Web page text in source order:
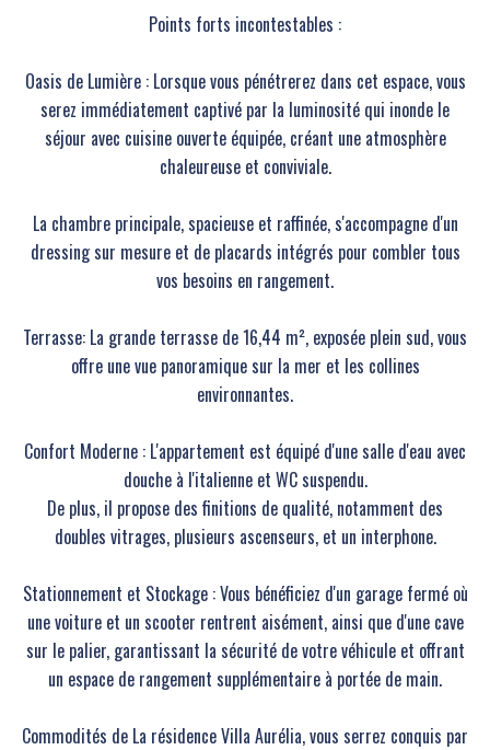
Points forts incontestables :
Oasis de Lumière : Lorsque vous pénétrerez dans cet espace, vous
serez immédiatement captivé par la luminosité qui inonde le
séjour avec cuisine ouverte équipée, créant une atmosphère
chaleureuse et conviviale.
La chambre principale, spacieuse et raffinée, s'accompagne d'un
dressing sur mesure et de placards intégrés pour combler tous
vos besoins en rangement.
Terrasse: La grande terrasse de 16,44 m², exposée plein sud, vous
offre une vue panoramique sur la mer et les collines
environnantes.
Confort Moderne : L'appartement est équipé d'une salle d'eau avec
douche à l'italienne et WC suspendu.
De plus, il propose des finitions de qualité, notamment des
doubles vitrages, plusieurs ascenseurs, et un interphone.
Stationnement et Stockage : Vous bénéficiez d'un garage fermé où
une voiture et un scooter rentrent aisément, ainsi que d'une cave
sur le palier, garantissant la sécurité de votre véhicule et offrant
un espace de rangement supplémentaire à portée de main.
Commodités de La résidence Villa Aurélia, vous serrez conquis par